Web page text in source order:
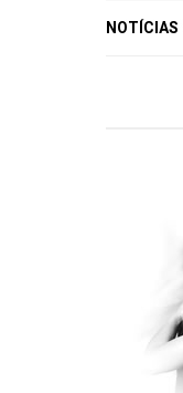
NOTÍCIAS